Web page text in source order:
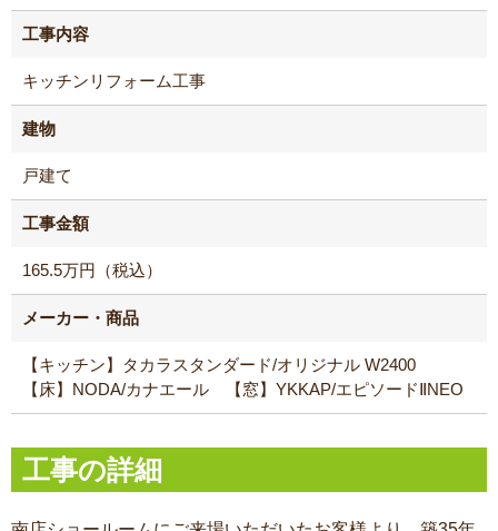
工事内容
キッチンリフォーム工事
建物
戸建て
工事金額
165.5万円（税込）
メーカー・商品
【キッチン】タカラスタンダード/オリジナル W2400
【床】NODA/カナエール 【窓】YKKAP/エピソードⅡNEO
工事の詳細